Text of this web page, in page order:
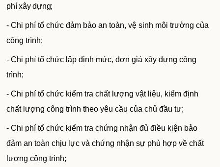
phí xây dựng;
- Chi phí tổ chức đảm bảo an toàn, vệ sinh môi trường của
công trình;
- Chi phí tổ chức lập định mức, đơn giá xây dựng công
trình;
- Chi phí tổ chức kiểm tra chất lượng vật liệu, kiểm định
chất lượng công trình theo yêu cầu của chủ đầu tư;
- Chi phí tổ chức kiểm tra chứng nhận đủ điều kiện bảo
đảm an toàn chịu lực và chứng nhận sự phù hợp về chất
lượng công trình;